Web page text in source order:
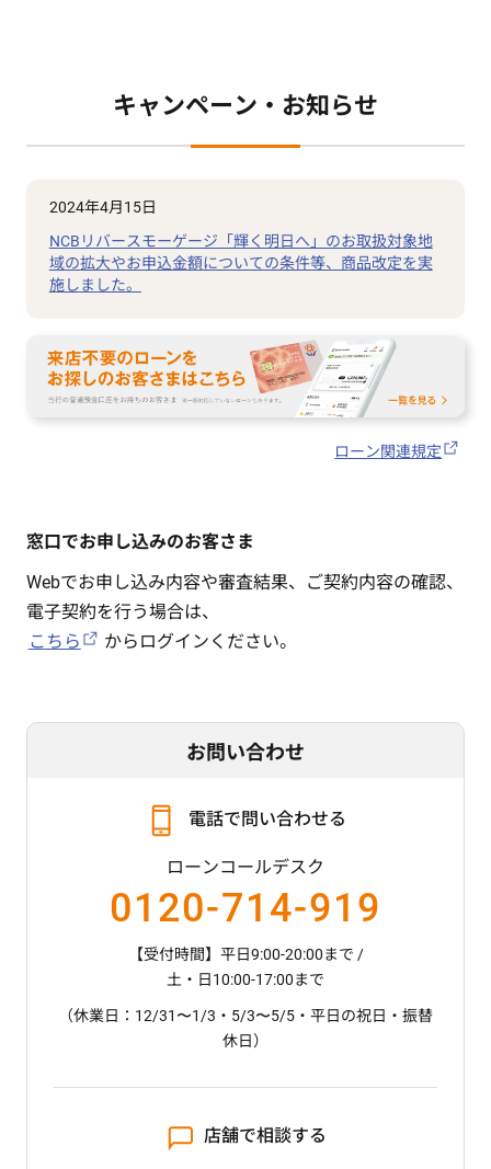
キャンペーン・お知らせ
2024年4月15日
NCBリバースモーゲージ「輝く明日へ」のお取扱対象地
域の拡大やお申込金額についての条件等、商品改定を実
施しました。
ローン関連規定
窓口でお申し込みのお客さま
Webでお申し込み内容や審査結果、ご契約内容の確認、
電子契約を行う場合は、
こちら
からログインください。
お問い合わせ
電話で問い合わせる
ローンコールデスク
0120-714-919
【受付時間】平日9:00-20:00まで /
土・日10:00-17:00まで
（休業日：12/31〜1/3・5/3〜5/5・平日の祝日・振替
休日）
店舗で相談する